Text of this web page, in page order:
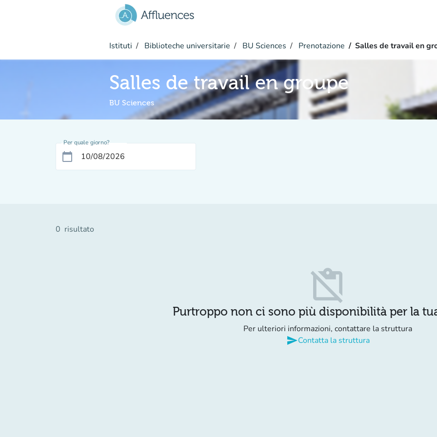
Istituti Biblioteche universitarie BU Sciences Prenotazione Salles de travail en
Salles de travail en groupe
BU Sciences
Per quale giorno?
calendar_today
0 risultato
content_paste_off
Purtroppo non ci sono più disponibilità per la
Per ulteriori informazioni, contattare la struttura
sendContatta la struttura